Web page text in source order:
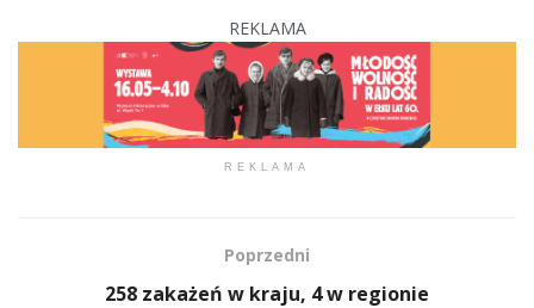
REKLAMA
REKLAMA
Poprzedni
258 zakażeń w kraju, 4 w regionie